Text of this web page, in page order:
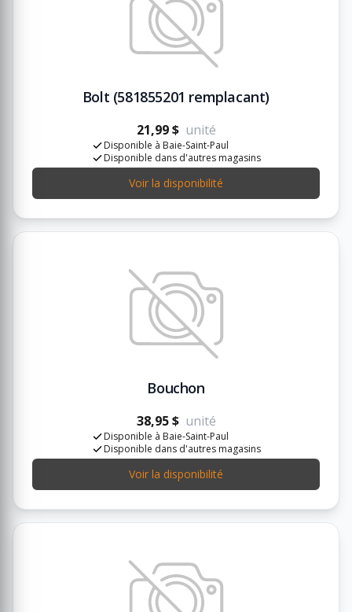
Bolt (581855201 remplacant)
21,99 $ unité
Disponible à Baie-Saint-Paul
Disponible dans d'autres magasins
Voir la disponibilité
Bouchon
38,95 $ unité
Disponible à Baie-Saint-Paul
Disponible dans d'autres magasins
Voir la disponibilité